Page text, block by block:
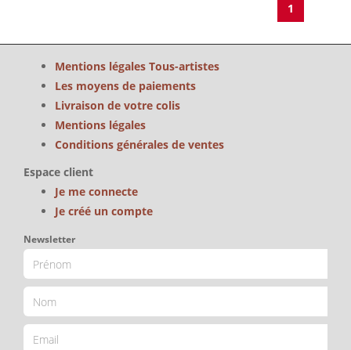
1
Mentions légales Tous-artistes
Les moyens de paiements
Livraison de votre colis
Mentions légales
Conditions générales de ventes
Espace client
Je me connecte
Je créé un compte
Newsletter